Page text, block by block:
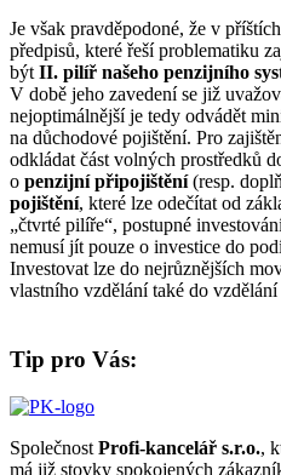
Je však pravděpodoné, že v
předpisů, které řeší problematiku
býtII. pilíř našeho penzijního
V době jeho zavedení se již
nejoptimálnější je tedy odvádět
na důchodové pojištění. Pro
odkládat část volných prostředků
o penzijní připojištění(resp.
pojištění, které lze odečítat od
„čtvrté pilíře“, postupné
nemusí jít pouze o investice do
Investovat lze do nejrůznějších
vlastního vzdělání také do
Tip pro Vás:
Společnost Profi-kancelář s.r.o.,
má již stovky spokojených